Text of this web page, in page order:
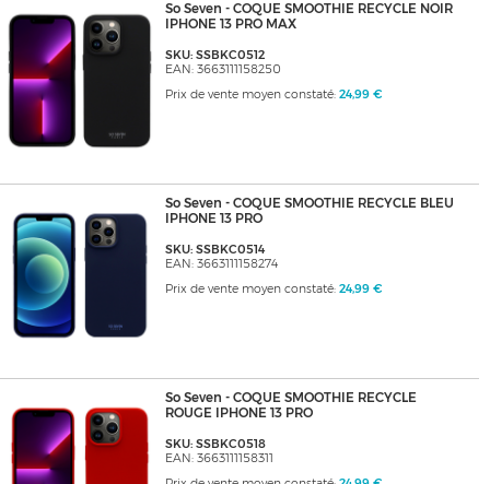
So Seven - COQUE SMOOTHIE RECYCLE NOIR
IPHONE 13 PRO MAX
SKU: SSBKC0512
EAN: 3663111158250
Prix de vente moyen constaté: 24,99 €
So Seven - COQUE SMOOTHIE RECYCLE BLEU
IPHONE 13 PRO
SKU: SSBKC0514
EAN: 3663111158274
Prix de vente moyen constaté: 24,99 €
So Seven - COQUE SMOOTHIE RECYCLE
ROUGE IPHONE 13 PRO
SKU: SSBKC0518
EAN: 3663111158311